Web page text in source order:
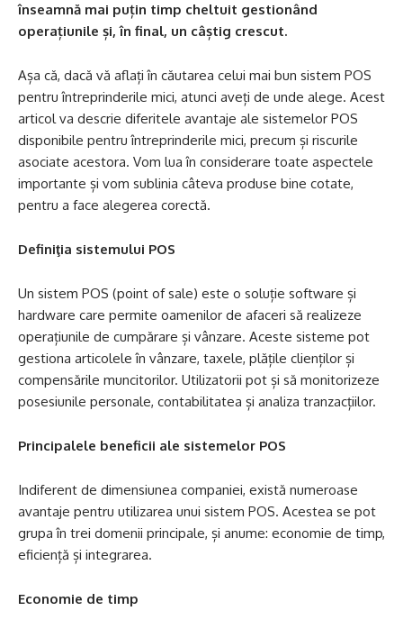
înseamnă mai puțin timp cheltuit gestionând
operațiunile și, în final, un câștig crescut.
Așa că, dacă vă aflați în căutarea celui mai bun sistem POS
pentru întreprinderile mici, atunci aveți de unde alege. Acest
articol va descrie diferitele avantaje ale sistemelor POS
disponibile pentru întreprinderile mici, precum și riscurile
asociate acestora. Vom lua în considerare toate aspectele
importante și vom sublinia câteva produse bine cotate,
pentru a face alegerea corectă.
Definiţia sistemului POS
Un sistem POS (point of sale) este o soluție software și
hardware care permite oamenilor de afaceri să realizeze
operațiunile de cumpărare și vânzare. Aceste sisteme pot
gestiona articolele în vânzare, taxele, plățile clienților și
compensările muncitorilor. Utilizatorii pot și să monitorizeze
posesiunile personale, contabilitatea și analiza tranzacțiilor.
Principalele beneficii ale sistemelor POS
Indiferent de dimensiunea companiei, există numeroase
avantaje pentru utilizarea unui sistem POS. Acestea se pot
grupa în trei domenii principale, și anume: economie de timp,
eficiență și integrarea.
Economie de timp